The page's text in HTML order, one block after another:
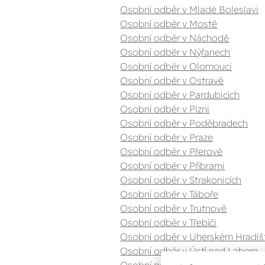
Osobní odběr v Mladé Boleslavi
Osobní odběr v Mostě
Osobní odběr v Náchodě
Osobní odběr v Nýřanech
Osobní odběr v Olomouci
Osobní odběr v Ostravě
Osobní odběr v Pardubicích
Osobní odběr v Plzni
Osobní odběr v Poděbradech
Osobní odběr v Praze
Osobní odběr v Přerově
Osobní odběr v Příbrami
Osobní odběr v Strakonicích
Osobní odběr v Táboře
Osobní odběr v Trutnově
Osobní odběr v Třebíči
Osobní odběr v Uherském
Osobní odběr v Ústí nad Labem